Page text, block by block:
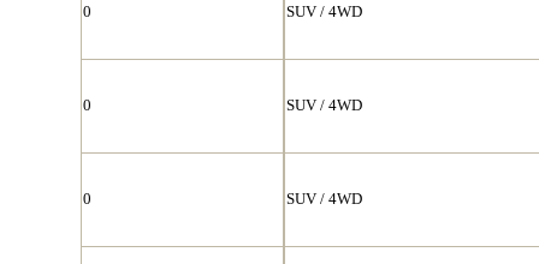
0 SUV / 4WD
0 SUV / 4WD
0 SUV / 4WD